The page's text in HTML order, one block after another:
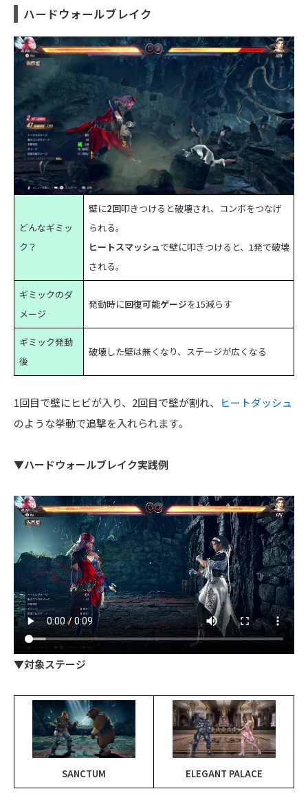
ハードウォールブレイク
どんなギミッ
ク？
壁に2回叩きつけると破壊され、コンボをつなげ
られる。
ヒートスマッシュで壁に叩きつけると、1発で破壊
される。
ギミックのダ
メージ
発動時に回復可能ゲージを15減らす
ギミック発動
後
破壊した壁は無くなり、ステージが広くなる
1回目で壁にヒビが入り、2回目で壁が割れ、
ヒートダッシュ
のような挙動で追撃を入れられます。
▼ハードウォールブレイク実践例
▼対象ステージ
SANCTUM ELEGANT PALACE